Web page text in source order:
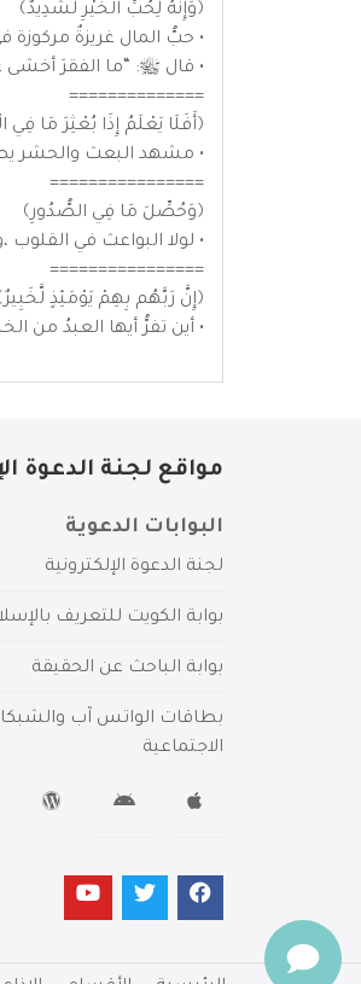
﴿وَإِنَّهُ لِحُبِّ الْخَيْرِ لَشَدِيدٌ﴾
• حبُّ المال غريزةٌ
• قال ﷺ: “ما الفقرَ
==============
﴿أَفَلَا يَعْلَمُ إِذَا بُعْثِرَ مَا فِي
• مشهد البعث والحشر
================
﴿وَحُصِّلَ مَا فِي الصُّدُورِ﴾
• لولا البواعث في
================
﴿إِنَّ رَبَّهُم بِهِمْ يَوْمَئِذٍ
• أين تفرُّ أيها العبدُ من
مواقع لجنة الدعوة
البوابات الدعوية
لجنة الدعوة الإلكترونية
بوابة الكويت للتعريف
بوابة الباحث عن الحقيقة
بطاقات الواتس آب
الاجتماعية